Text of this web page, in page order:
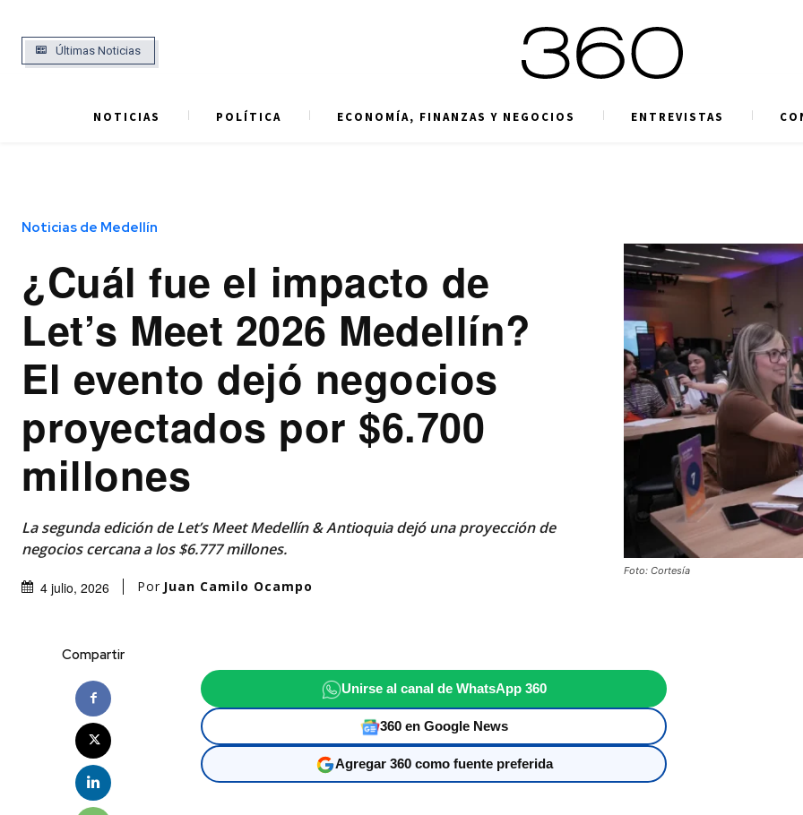
Últimas Noticias
NOTICIAS POLÍTICA ECONOMÍA, FINANZAS Y NEGOCIOS ENTREVISTAS
Noticias de Medellín
¿Cuál fue el impacto de
Let’s Meet 2026 Medellín?
El evento dejó negocios
proyectados por $6.700
millones
La segunda edición de Let’s Meet Medellín & Antioquia dejó una proyección de
negocios cercana a los $6.777 millones.
4 julio, 2026 Por Juan Camilo Ocampo
Foto: Cortesía
Compartir
Unirse al canal de WhatsApp 360
360 en Google News
Agregar 360 como fuente preferida